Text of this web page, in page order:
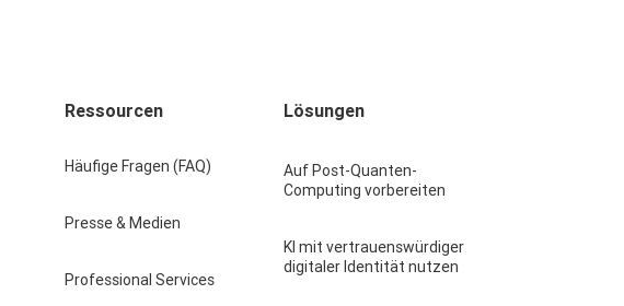
Ressourcen
Häufige Fragen (FAQ)
Presse & Medien
Professional Services
Lösungen
Auf Post-Quanten-
Computing vorbereiten
KI mit vertrauenswürdiger
digitaler Identität nutzen